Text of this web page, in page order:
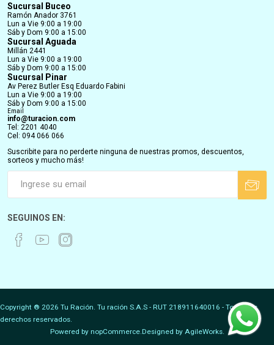
Sucursal Buceo
Ramón Anador 3761
Lun a Vie 9:00 a 19:00
Sáb y Dom 9:00 a 15:00
Sucursal Aguada
Millán 2441
Lun a Vie 9:00 a 19:00
Sáb y Dom 9:00 a 15:00
Sucursal Pinar
Av Perez Butler Esq Eduardo Fabini
Lun a Vie 9:00 a 19:00
Sáb y Dom 9:00 a 15:00
Email
info@turacion.com
Tel: 2201 4040
Cel: 094 066 066
Suscribite para no perderte ninguna de nuestras promos, descuentos,
sorteos y mucho más!
SEGUINOS EN:
Copyright ® 2026 Tu Ración. Tu ración S.A.S - RUT 218911640016 - Todos los
derechos reservados.
Powered by nopCommerce. Designed by AgileWorks.